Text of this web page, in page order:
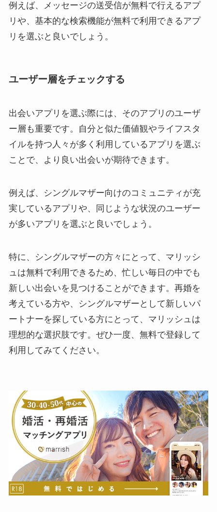
例えば、メッセージの送受信が無料で行えるアプ
リや、基本的な検索機能が無料で利用できるアプ
リを選ぶと良いでしょう。
ユーザー層をチェックする
出会いアプリを選ぶ際には、そのアプリのユーザ
ー層も重要です。自分と似た価値観やライフスタ
イルを持つ人々が多く利用しているアプリを選ぶ
ことで、より良い出会いが期待できます。
例えば、シングルマザー向けのコミュニティが充
実しているアプリや、同じような状況のユーザー
が多いアプリを選ぶと良いでしょう。
特に、シングルマザーの方々にとって、マリッシ
ュは無料で利用できるため、忙しい毎日の中でも
新しい出会いを見つけることができます。再婚を
考えている方や、シングルマザーとして新しいパ
ートナーを探している方にとって、マリッシュは
理想的な選択肢です。ぜひ一度、無料で登録して
利用してみてください。